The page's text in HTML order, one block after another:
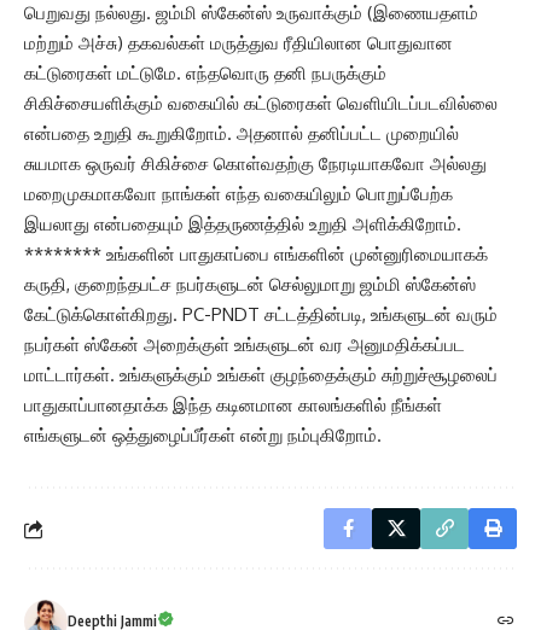
பெறுவது நல்லது. ஜம்மி ஸ்கேன்ஸ் உருவாக்கும் (இணையதளம்
மற்றும் அச்சு) தகவல்கள் மருத்துவ ரீதியிலான பொதுவான
கட்டுரைகள் மட்டுமே. எந்தவொரு தனி நபருக்கும்
சிகிச்சையளிக்கும் வகையில் கட்டுரைகள் வெளியிடப்படவில்லை
என்பதை உறுதி கூறுகிறோம். அதனால் தனிப்பட்ட முறையில்
சுயமாக ஒருவர் சிகிச்சை கொள்வதற்கு நேரடியாகவோ அல்லது
மறைமுகமாகவோ நாங்கள் எந்த வகையிலும் பொறுப்பேற்க
இயலாது என்பதையும் இத்தருணத்தில் உறுதி அளிக்கிறோம்.
******** உங்களின் பாதுகாப்பை எங்களின் முன்னுரிமையாகக்
கருதி, குறைந்தபட்ச நபர்களுடன் செல்லுமாறு ஜம்மி ஸ்கேன்ஸ்
கேட்டுக்கொள்கிறது. PC-PNDT சட்டத்தின்படி, உங்களுடன் வரும்
நபர்கள் ஸ்கேன் அறைக்குள் உங்களுடன் வர அனுமதிக்கப்பட
மாட்டார்கள். உங்களுக்கும் உங்கள் குழந்தைக்கும் சுற்றுச்சூழலைப்
பாதுகாப்பானதாக்க இந்த கடினமான காலங்களில் நீங்கள்
எங்களுடன் ஒத்துழைப்பீர்கள் என்று நம்புகிறோம்.
Deepthi Jammi